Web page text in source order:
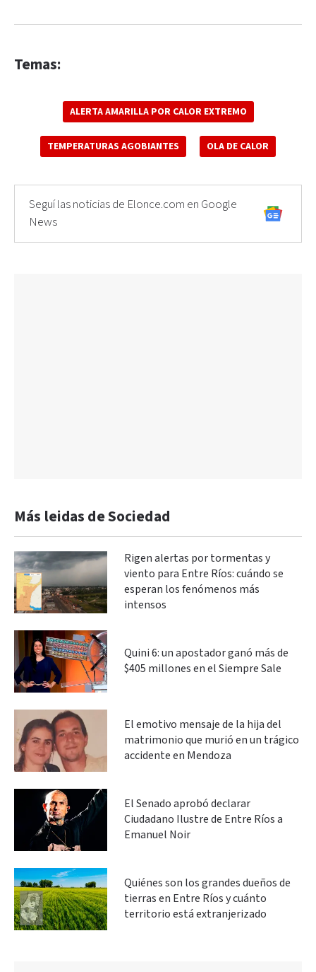
Temas:
ALERTA AMARILLA POR CALOR EXTREMO
TEMPERATURAS AGOBIANTES OLA DE CALOR
Seguí las noticias de Elonce.com en Google
News
Más leidas de Sociedad
Rigen alertas por tormentas y
viento para Entre Ríos: cuándo se
esperan los fenómenos más
intensos
Quini 6: un apostador ganó más de
$405 millones en el Siempre Sale
El emotivo mensaje de la hija del
matrimonio que murió en un trágico
accidente en Mendoza
El Senado aprobó declarar
Ciudadano Ilustre de Entre Ríos a
Emanuel Noir
Quiénes son los grandes dueños de
tierras en Entre Ríos y cuánto
territorio está extranjerizado